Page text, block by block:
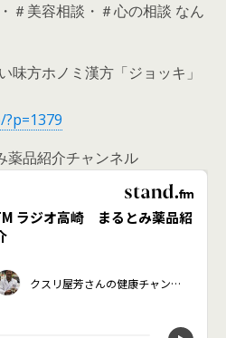
＃美容相談・＃心の相談 なん
味方ホノミ漢方「ジョッキ」
品紹介チャンネル